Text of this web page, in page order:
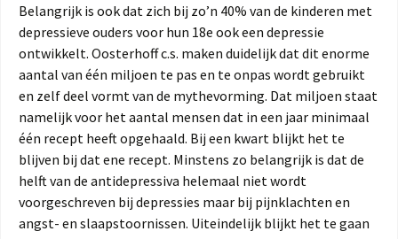
Belangrijk is ook dat zich bij zo’n 40% van de kinderen met
depressieve ouders voor hun 18e ook een depressie
ontwikkelt. Oosterhoff c.s. maken duidelijk dat dit enorme
aantal van één miljoen te pas en te onpas wordt gebruikt
en zelf deel vormt van de mythevorming. Dat miljoen staat
namelijk voor het aantal mensen dat in een jaar minimaal
één recept heeft opgehaald. Bij een kwart blijkt het te
blijven bij dat ene recept. Minstens zo belangrijk is dat de
helft van de antidepressiva helemaal niet wordt
voorgeschreven bij depressies maar bij pijnklachten en
angst- en slaapstoornissen. Uiteindelijk blijkt het te gaan